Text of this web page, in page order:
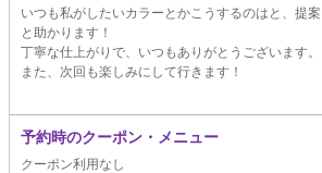
いつも私がしたいカラーとかこうするのはと、提
と助かります！
丁寧な仕上がりで、いつもありがとうございます。
また、次回も楽しみにして行きます！
予約時のクーポン・メニュー
クーポン利用なし